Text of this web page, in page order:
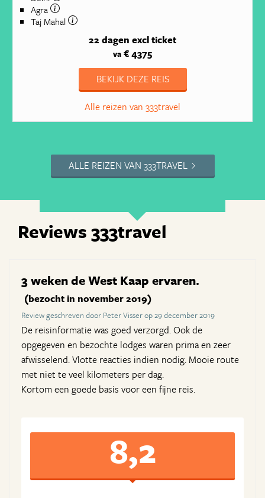
Agra
Taj Mahal
22 dagen excl ticket
va € 4375
BEKIJK DEZE REIS
Alle reizen van 333travel
ALLE REIZEN VAN 333TRAVEL
Reviews 333travel
3 weken de West Kaap ervaren.
(bezocht in november 2019)
Review geschreven door Peter Visser op 29 december 2019
De reisinformatie was goed verzorgd. Ook de
opgegeven en bezochte lodges waren prima en zeer
afwisselend. Vlotte reacties indien nodig. Mooie route
met niet te veel kilometers per dag.
Kortom een goede basis voor een fijne reis.
8,2